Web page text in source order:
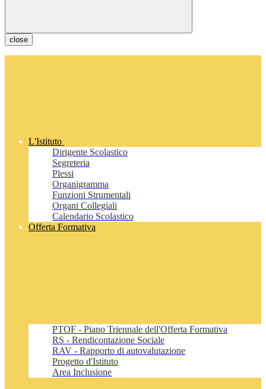
close
L'Istituto
Dirigente Scolastico
Segreteria
Plessi
Organigramma
Funzioni Strumentali
Organi Collegiali
Calendario Scolastico
Offerta Formativa
PTOF - Piano Triennale dell'Offerta Formativa
RS - Rendicontazione Sociale
RAV - Rapporto di autovalutazione
Progetto d'Istituto
Area Inclusione